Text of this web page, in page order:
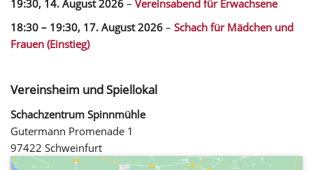
19:30, 14. August 2026 – Vereinsabend für Erwachsene
18:30 – 19:30, 17. August 2026 – Schach für Mädchen und
Frauen (Einstieg)
Vereinsheim und Spiellokal
Schachzentrum Spinnmühle
Gutermann Promenade 1
97422 Schweinfurt